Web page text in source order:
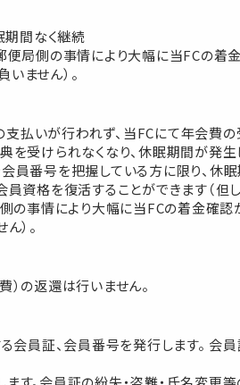
間なく継続
便局側の事情により大幅に当FCの着
ません）。
いが行われず、当FCにて年会費の
受けられなくなり、休眠期間が発生
員番号を把握している方に限り、休
資格を復活することができます（但
の事情により大幅に当FCの着金確
）。
）の返還は行いません。
会員証、会員番号を発行します。 会